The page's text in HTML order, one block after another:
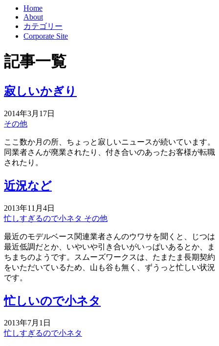
Home
About
カテゴリー
Corporate Site
記事一覧
寂しいかぎり
2014年3月17日
その他
ここ数か月の所、ちょっと寂しいニュースが続いています。
同業者さんが廃業されたり、付き合いのあったお客様が転職
されたり。
近況など
2013年11月4日
忙しすぎるので小ネタ その他
最近のモデルベース関連業者さんのウワサを聞くと、じつは
最近低調だとか、いやいや引き合いがいっぱいあるとか、ま
ちまちのようです。スムーズワークスは、たまたま長期契約
をいただいているため、山も谷も無く、ずうっと忙しい状況
です。
忙しいので小ネタ
2013年7月1日
忙しすぎるので小ネタ